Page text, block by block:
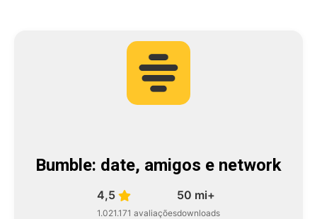
Bumble: date, amigos e network
4,5
1.021.171 avaliações
50 mi+
downloads